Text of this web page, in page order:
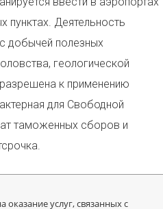
пунктах. Деятельность
добычей полезных
геологической
к применению
для Свободной
таможенных сборов и
услуг, связанных с